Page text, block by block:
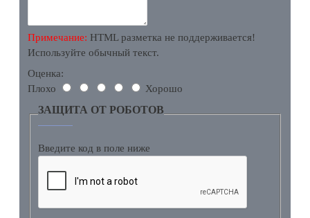
Примечание: HTML разметка не поддерживается!
Используйте обычный текст.
Оценка:
Плохо
Хорошо
ЗАЩИТА ОТ РОБОТОВ
Введите код в поле ниже